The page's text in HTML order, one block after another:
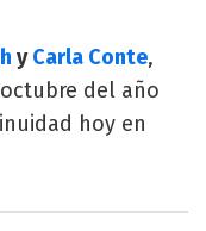
yCarla Conte,
del año
hoy en